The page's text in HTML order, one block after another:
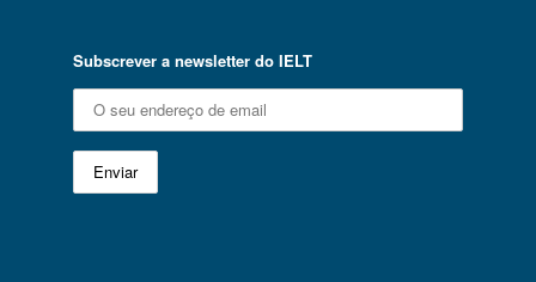
Subscrever a newsletter do IELT